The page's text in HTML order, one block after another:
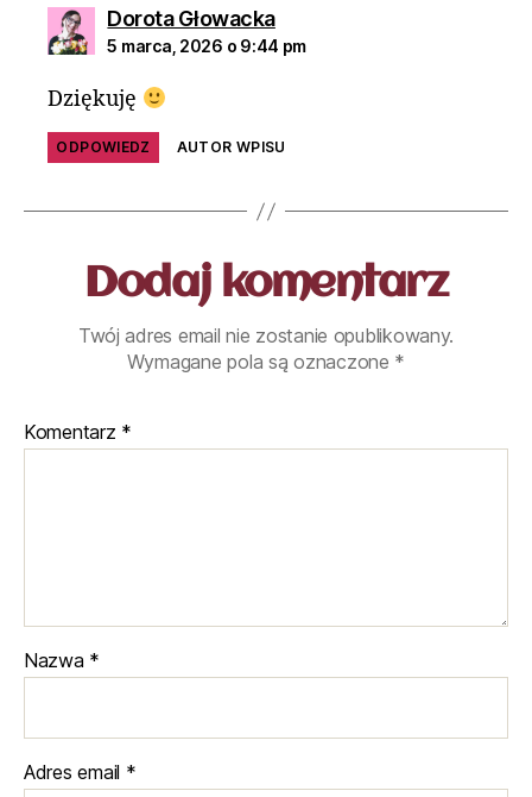
Dorota Głowacka
5 marca, 2026 o 9:44 pm
Dziękuję
ODPOWIEDZ AUTOR WPISU
Dodaj komentarz
Twój adres email nie zostanie opublikowany.
Wymagane pola są oznaczone *
Komentarz *
Nazwa *
Adres email *